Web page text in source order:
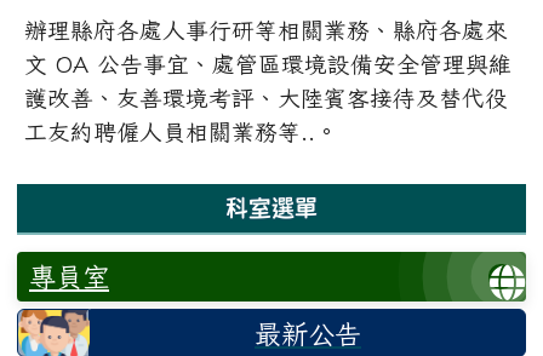
辦理縣府各處人事行研等相關業務、縣府各處來
文 OA 公告事宜、處管區環境設備安全管理與維
護改善、友善環境考評、大陸賓客接待及替代役
工友約聘僱人員相關業務等..。
科室選單
專員室
最新公告